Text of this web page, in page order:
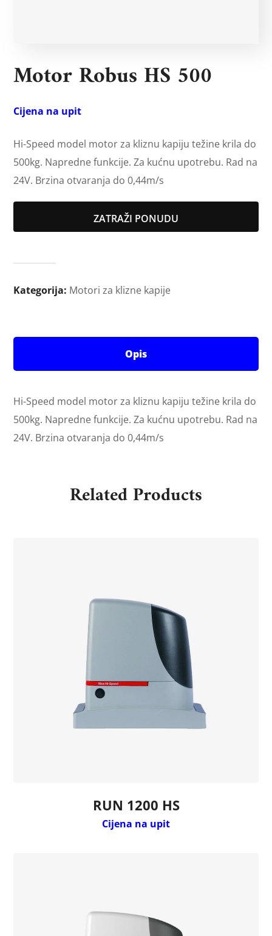
Motor Robus HS 500
Cijena na upit
Hi-Speed model motor za kliznu kapiju težine krila do
500kg. Napredne funkcije. Za kućnu upotrebu. Rad na
24V. Brzina otvaranja do 0,44m/s
ZATRAŽI PONUDU
Kategorija: Motori za klizne kapije
Opis
Hi-Speed model motor za kliznu kapiju težine krila do
500kg. Napredne funkcije. Za kućnu upotrebu. Rad na
24V. Brzina otvaranja do 0,44m/s
Related Products
RUN 1200 HS
Cijena na upit